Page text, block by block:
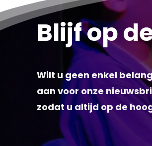
Blijf op
Wilt u geen enkel
aan voor onze
zodat u altijd op de